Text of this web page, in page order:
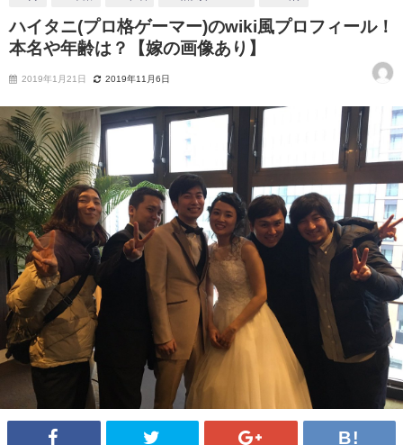
ハイタニ(プロ格ゲーマー)のwiki風プロフィール！
本名や年齢は？【嫁の画像あり】
2019年1月21日 2019年11月6日